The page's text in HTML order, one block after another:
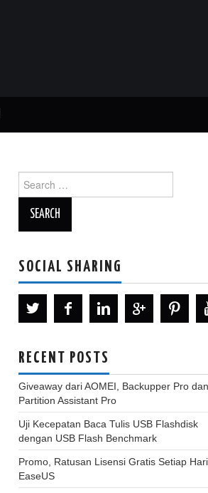
for:
SOCIAL SHARING
RECENT POSTS
Giveaway dari AOMEI, Backupper Pro dan
Partition Assistant Pro
Uji Kecepatan Baca Tulis USB Flashdisk
dengan USB Flash Benchmark
Promo, Ratusan Lisensi Gratis Setiap
EaseUS